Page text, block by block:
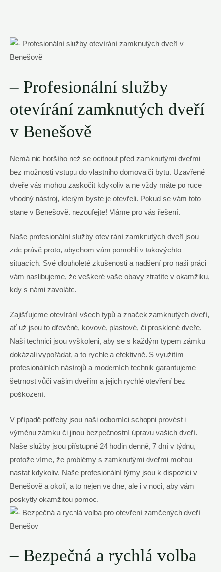
– Profesionální služby
otevírání zamknutých dveří
v Benešově
Nemá nic horšího než se ocitnout před zamknutými dveřmi
bez možnosti vstupu do vlastního domova či bytu. Uzavřené
dveře vás mohou zaskočit kdykoliv a ne vždy máte po ruce
vhodný nástroj, kterým byste je otevřeli. Pokud se vám toto
stane v Benešově, nezoufejte! Máme pro vás řešení.
Naše profesionální služby otevírání zamknutých dveří jsou
zde právě proto, abychom vám pomohli v takovýchto
situacích. Své dlouholeté zkušenosti a nadšení pro naši práci
vám naslibujeme, že veškeré vaše obavy ztratíte v okamžiku,
kdy s námi zavoláte.
Zajišťujeme otevírání všech typů a značek zamknutých dveří,
ať už jsou to dřevěné, kovové, plastové, či prosklené dveře.
Naši technici jsou vyškoleni, aby se s každým typem zámku
dokázali vypořádat, a to rychle a efektivně. S využitím
profesionálních nástrojů a moderních technik garantujeme
šetrnost vůči vašim dveřím a jejich rychlé otevření bez
poškození.
V případě potřeby jsou naši odborníci schopni provést i
výměnu zámku či jinou bezpečnostní úpravu vašich dveří.
Naše služby jsou přístupné 24 hodin denně, 7 dní v týdnu,
protože víme, že problémy s zamknutými dveřmi mohou
nastat kdykoliv. Naše profesionální týmy jsou k dispozici v
Benešově a okolí, a to nejen ve dne, ale i v noci, aby vám
poskytly okamžitou pomoc.
– Bezpečná a rychlá volba